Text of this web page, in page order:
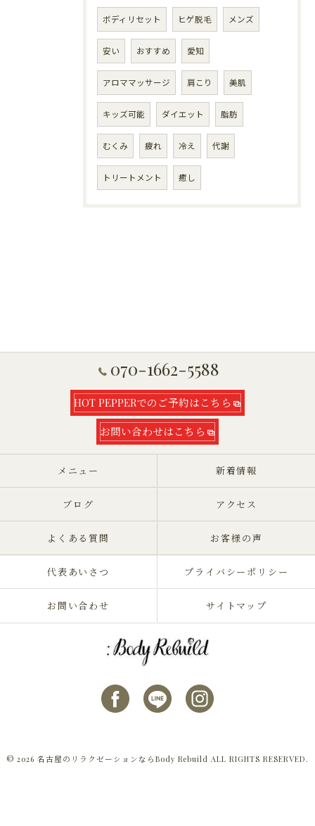
ボディリセット ヒゲ脱毛 メンズ
安い おすすめ 愛知
アロママッサージ 肩こり 美肌
キッズ可能 ダイエット 脂肪
むくみ 疲れ 冷え 代謝
トリートメント 癒し
070-1662-5588
HOT PEPPERでのご予約はこちら
お問い合わせはこちら
メニュー 新着情報
ブログ アクセス
よくある質問 お客様の声
代表あいさつ プライバシーポリシー
お問い合わせ サイトマップ
© 2026 名古屋のリラクゼーションならBody Rebuild ALL RIGHTS RESERVED.